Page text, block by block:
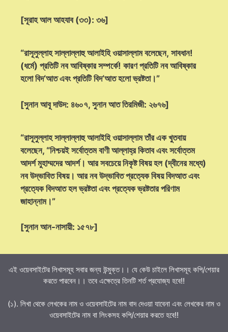
[সূরাহ আল আহযাব (৩৩): ৩৬]
“রাসূলুল্লাহ সাল্লাল্লাহু আলাইহি ওয়াসাল্লাম বলেছেন, সাবধান!
(ধর্মে) প্রতিটি নব আবিষ্কার সম্পর্কে! কারণ প্রতিটি নব আবিষ্কার
হলো বিদ‘আত এবং প্রতিটি বিদ‘আত হলো ভ্রষ্টতা।”
[সুনান আবূ দাউদ: ৪৬০৭, সুনান আত তিরমিজী: ২৬৭৬]
“রাসূলুল্লাহ সাল্লাল্লাহু আলাইহি ওয়াসাল্লাম তাঁর এক খুতবায়
বলেছেন, “নিশ্চয়ই সর্বোত্তম বাণী আল্লাহ্‌র কিতাব এবং সর্বোত্তম
আদর্শ মুহাম্মদের আদর্শ। আর সবচেয়ে নিকৃষ্ট বিষয় হল (দ্বীনের মধ্যে)
নব উদ্ভাবিত বিষয়। আর নব উদ্ভাবিত প্রত্যেক বিষয় বিদআত এবং
প্রত্যেক বিদআত হল ভ্রষ্টতা এবং প্রত্যেক ভ্রষ্টতার পরিণাম
জাহান্নাম।”
[সুনান আন-নাসায়ী: ১৫৭৮]
এই ওয়েবসাইটের লিখাসমূহ সবার জন্য উন্মুক্ত।। যে কেউ চাইলে লিখাসমূহ কপি/শেয়ার
করতে পারবেন।। তবে এক্ষেত্রে তিনটি শর্ত প্রযোজ্য হবে!!
(১). লিখা থেকে লেখকের নাম ও ওয়েবসাইটের নাম বাদ দেওয়া যাবেনা এবং লেখকের নাম ও
ওয়েবসাইটের নাম বা লিংকসহ কপি/শেয়ার করতে হবে!!